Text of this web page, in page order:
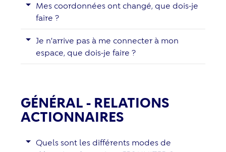
Mes coordonnées ont changé, que dois-je
faire ?
Je n’arrive pas à me connecter à mon
espace, que dois-je faire ?
GÉNÉRAL - RELATIONS
ACTIONNAIRES
Quels sont les différents modes de